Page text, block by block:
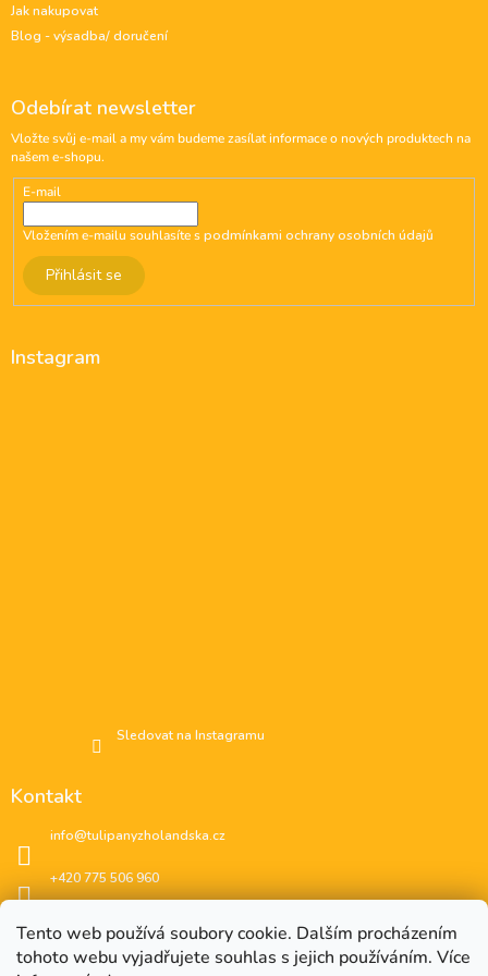
Tento web používá soubory cookie. Dalším procházením
tohoto webu vyjadřujete souhlas s jejich používáním. Více
Jak nakupovat
Blog - výsadba/ doručení
Odebírat newsletter
Vložte svůj e-mail a my vám budeme zasílat informace o nových produktech na
našem e-shopu.
E-mail
Vložením e-mailu souhlasíte spodmínkami ochrany osobních údajů
Přihlásit se
Instagram
Sledovat na Instagramu
Kontakt
info@tulipanyzholandska.cz
+420 775 506 960
instagram